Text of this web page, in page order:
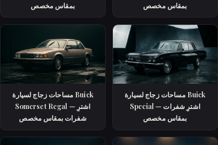
بمقاس مخصص
بمقاس مخصص
مساحات زجاج لسيارة Buick
Somerset Regal — اشترِ
شفرات بمقاس مخصص
مساحات زجاج لسيارة Buick
Special — اشترِ شفرات
بمقاس مخصص